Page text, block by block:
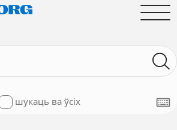
шукаць ва ўсіх